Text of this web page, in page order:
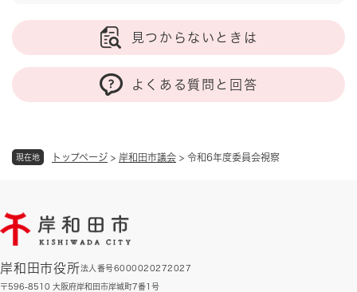
現在地 トップページ > 岸和田市議会 > 令和6年度委員会視察
見つからないときは
よくある質問と回答
岸和田市役所法人番号6000020272027
〒596-8510 大阪府岸和田市岸城町7番1号